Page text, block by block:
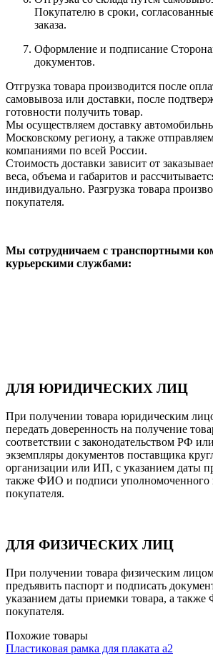
Покупателю в сроки,
заказа.
Оформление и подписание
документов.
Отгрузка товара производится после
самовывоза или доставки, после
готовности получить товар.
Мы осуществляем доставку
Московскому региону, а также
компаниями по всей России.
Стоимость доставки зависит от
веса, объема и габаритов и
индивидуально. Разгрузка товара
покупателя.
Мы сотрудничаем с транспортными
курьерскими службами:
ДЛЯ ЮРИДИЧЕСКИХ ЛИЦ
При получении товара юридическим
передать доверенность на получение
соответствии с законодательством РФ
экземпляры документов поставщика
организации или ИП, с указанием даты
также ФИО и подписи уполномоченного
покупателя.
ДЛЯ ФИЗИЧЕСКИХ ЛИЦ
При получении товара физическим
предъявить паспорт и подписать
указанием даты приемки товара, а
покупателя.
Похожие товары
Пластиковая рамка для плаката а2